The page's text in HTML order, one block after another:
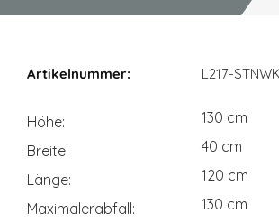
L217-
Höhe
130 cm
Breite
40 cm
Länge
120 cm
Maximalerabfall
130 cm